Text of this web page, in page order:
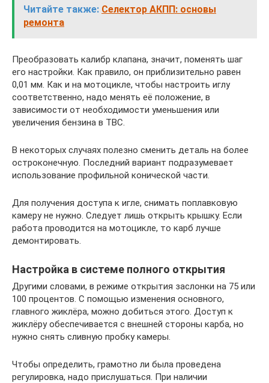
Читайте также: Селектор АКПП: основы
ремонта
Преобразовать калибр клапана, значит, поменять шаг
его настройки. Как правило, он приблизительно равен
0,01 мм. Как и на мотоцикле, чтобы настроить иглу
соответственно, надо менять её положение, в
зависимости от необходимости уменьшения или
увеличения бензина в ТВС.
В некоторых случаях полезно сменить деталь на более
остроконечную. Последний вариант подразумевает
использование профильной конической части.
Для получения доступа к игле, снимать поплавковую
камеру не нужно. Следует лишь открыть крышку. Если
работа проводится на мотоцикле, то карб лучше
демонтировать.
Настройка в системе полного открытия
Другими словами, в режиме открытия заслонки на 75 или
100 процентов. С помощью изменения основного,
главного жиклёра, можно добиться этого. Доступ к
жиклёру обеспечивается с внешней стороны карба, но
нужно снять сливную пробку камеры.
Чтобы определить, грамотно ли была проведена
регулировка, надо прислушаться. При наличии